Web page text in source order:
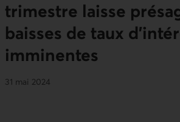
trimestre laisse
baisses de taux
imminentes
31 mai 2024